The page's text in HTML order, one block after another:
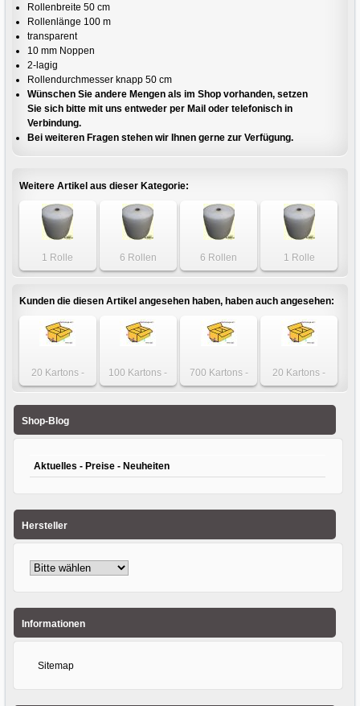
Rollenbreite 50 cm
Rollenlänge 100 m
transparent
10 mm Noppen
2-lagig
Rollendurchmesser knapp 50 cm
Wünschen Sie andere Mengen als im Shop vorhanden, setzen
Sie sich bitte mit uns entweder per Mail oder telefonisch in
Verbindung.
Bei weiteren Fragen stehen wir Ihnen gerne zur Verfügung.
Weitere Artikel aus dieser Kategorie:
1 Rolle
Luftpolsterfolie
6 Rollen
Luftpolsterfolie
6 Rollen
Luftpolsterfolie
1 Rolle
Luftpolsterfolie
Kunden die diesen Artikel angesehen haben, haben auch angesehen:
20 Kartons -
Faltkarton 1000 x
zweiwellig
100 Kartons -
Karton 390 x 300
700 Kartons -
Karton 350 x 350
20 Kartons -
Karton 360 x 220
Shop-Blog
Aktuelles - Preise - Neuheiten
Hersteller
Informationen
Sitemap